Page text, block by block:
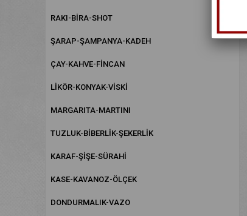
RAKI-BİRA-SHOT
ŞARAP-ŞAMPANYA-KADEH
ÇAY-KAHVE-FİNCAN
LİKÖR-KONYAK-VİSKİ
MARGARITA-MARTINI
TUZLUK-BİBERLİK-ŞEKERLİK
KARAF-ŞİŞE-SÜRAHİ
KASE-KAVANOZ-ÖLÇEK
DONDURMALIK-VAZO